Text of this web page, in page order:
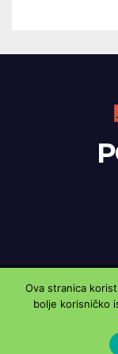
Proudly powered
Marketing
Ova stranica
bolje korisničko